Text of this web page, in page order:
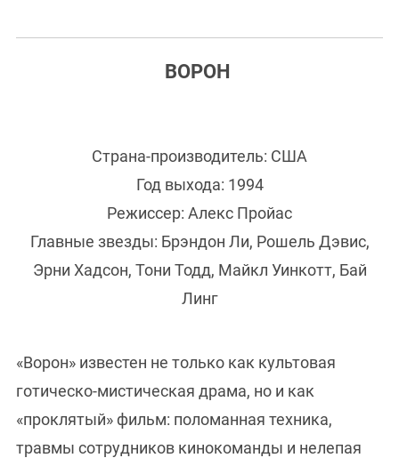
ВОРОН
Страна-производитель: США
Год выхода: 1994
Режиссер: Алекс Пройас
Главные звезды: Брэндон Ли, Рошель Дэвис,
Эрни Хадсон, Тони Тодд, Майкл Уинкотт, Бай
Линг
«Ворон» известен не только как культовая
готическо-мистическая драма, но и как
«проклятый» фильм: поломанная техника,
травмы сотрудников кинокоманды и нелепая